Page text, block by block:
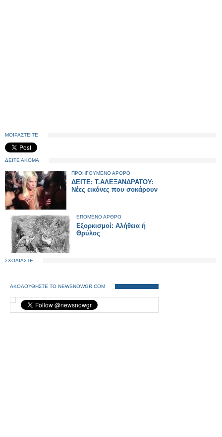
ΜΟΙΡΑΣΤΕΙΤΕ
ΔΕΙΤΕ ΑΚΟΜΑ
ΠΡΟΗΓΟΥΜΕΝΟ ΑΡΘΡΟ
ΔΕΙΤΕ: Τ.ΑΛΕΞΑΝΔΡΑΤΟΥ:
Νέες εικόνες που σοκάρουν
ΕΠΟΜΕΝΟ ΑΡΘΡΟ
Εξορκισμοί: Αλήθεια ή
Θρύλος
ΣΧΟΛΙΑΣΤΕ
ΑΚΟΛΟΥΘΗΣΤΕ ΤΟ NEWSNOWGR.COM